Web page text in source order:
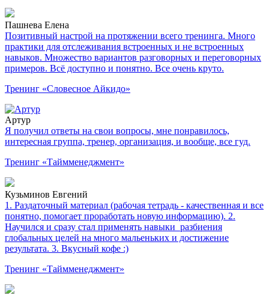
Пашнева Елена
Позитивный настрой на протяжении всего тренинга. Много
практики для отслеживания встроенных и не встроенных
навыков. Множество вариантов разговорных и переговорных
примеров. Всё доступно и понятно. Все очень круто.
Тренинг «Словесное Айкидо»
Артур
Я получил ответы на свои вопросы, мне понравилось,
интересная группа, тренер, организация, и вообще, все гуд.
Тренинг «Таймменеджмент»
Кузьминов Евгений
1. Раздаточный материал (рабочая тетрадь - качественная и все
понятно, помогает проработать новую информацию). 2.
Научился и сразу стал применять навыки разбиения
глобальных целей на много мальеньких и достижение
результата. 3. Вкусный кофе :)
Тренинг «Таймменеджмент»